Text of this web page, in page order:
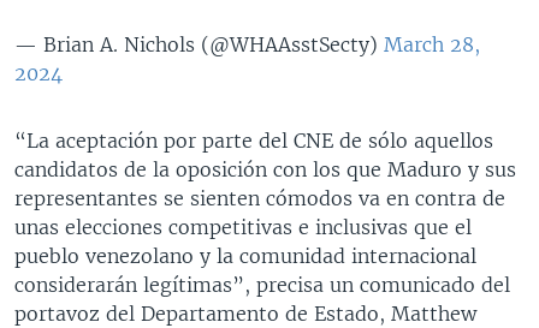
— Brian A. Nichols (@WHAAsstSecty) March 28,
2024
“La aceptación por parte del CNE de sólo aquellos
candidatos de la oposición con los que Maduro y sus
representantes se sienten cómodos va en contra de
unas elecciones competitivas e inclusivas que el
pueblo venezolano y la comunidad internacional
considerarán legítimas”, precisa un comunicado del
portavoz del Departamento de Estado, Matthew